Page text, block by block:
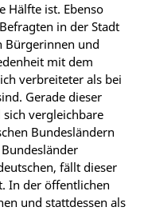
Hälfte ist. Ebenso
in der Stadt
Bürgerinnen und
mit dem
verbreiteter als bei
Gerade dieser
vergleichbare
Bundesländern
fällt dieser
In der öffentlichen
und stattdessen als